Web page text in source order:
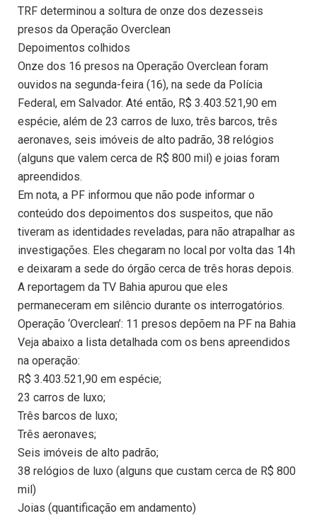
TRF determinou a soltura de onze dos dezesseis
presos da Operação Overclean
Depoimentos colhidos
Onze dos 16 presos na Operação Overclean foram
ouvidos na segunda-feira (16), na sede da Polícia
Federal, em Salvador. Até então, R$ 3.403.521,90 em
espécie, além de 23 carros de luxo, três barcos, três
aeronaves, seis imóveis de alto padrão, 38 relógios
(alguns que valem cerca de R$ 800 mil) e joias foram
apreendidos.
Em nota, a PF informou que não pode informar o
conteúdo dos depoimentos dos suspeitos, que não
tiveram as identidades reveladas, para não atrapalhar as
investigações. Eles chegaram no local por volta das 14h
e deixaram a sede do órgão cerca de três horas depois.
A reportagem da TV Bahia apurou que eles
permaneceram em silêncio durante os interrogatórios.
Operação ‘Overclean’: 11 presos depõem na PF na Bahia
Veja abaixo a lista detalhada com os bens apreendidos
na operação:
R$ 3.403.521,90 em espécie;
23 carros de luxo;
Três barcos de luxo;
Três aeronaves;
Seis imóveis de alto padrão;
38 relógios de luxo (alguns que custam cerca de R$ 800
mil)
Joias (quantificação em andamento)